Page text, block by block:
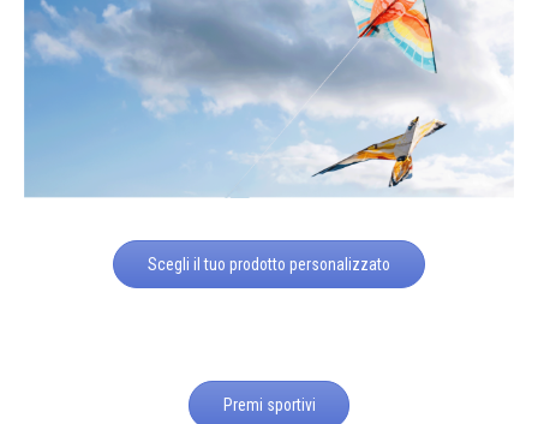
Scegli il tuo prodotto personalizzato
Premi sportivi